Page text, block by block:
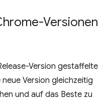
Versionen
Version gestaffelte
Version gleichzeitig
und auf das Beste zu